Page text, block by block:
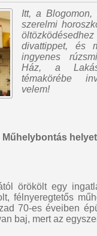
Itt, a Blogomon,
szerelmi
divattippet, és
ingyenes
Ház, a
témakörébe
velem!
Műhelybontás
örökölt egy
félnyeregtetős
70-es éveiben
baj, mert az